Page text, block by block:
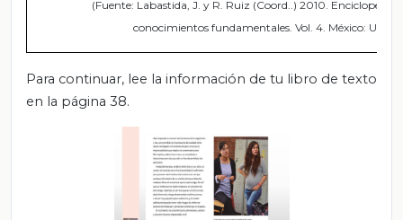
(Fuente: Labastida, J. y R. Ruiz (Coord..) 2010. Enciclopedia
conocimientos fundamentales. Vol. 4. México:
Para continuar, lee la información de tu libro de texto
en la página 38.